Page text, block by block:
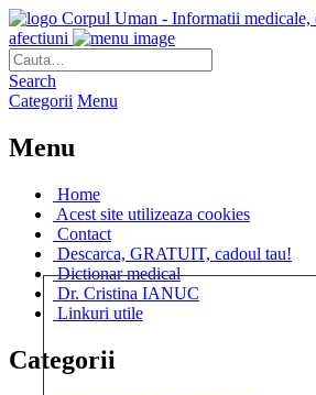
Corpul Uman - Informatii medicale,
afectiuni
Search
Categorii Menu
Menu
Home
Acest site utilizeaza cookies
Contact
Descarca, GRATUIT, cadoul tau!
Dictionar medical
Dr. Cristina IANUC
Linkuri utile
Categorii